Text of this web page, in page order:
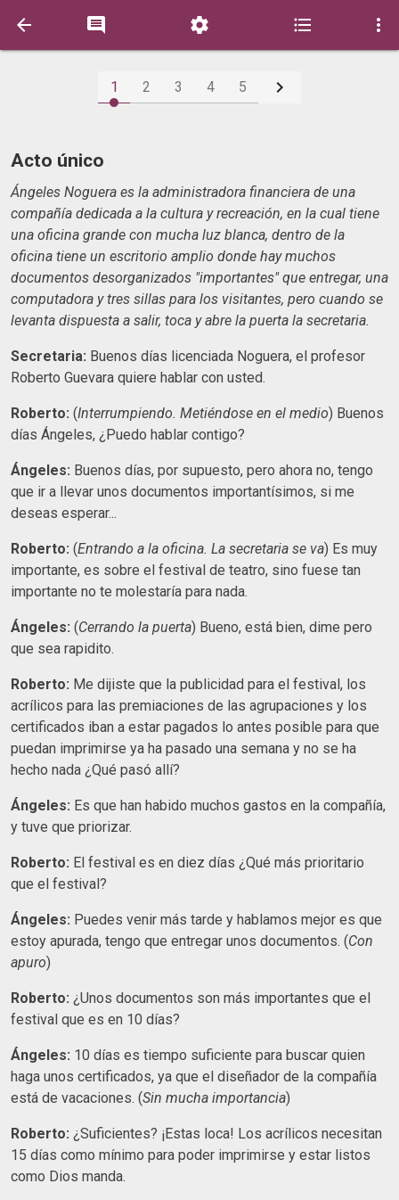
    
1 2 3 4 5 
Acto único
Ángeles Noguera es la administradora financiera de una
compañía dedicada a la cultura y recreación, en la cual tiene
una oficina grande con mucha luz blanca, dentro de la
oficina tiene un escritorio amplio donde hay muchos
documentos desorganizados "importantes" que entregar, una
computadora y tres sillas para los visitantes, pero cuando se
levanta dispuesta a salir, toca y abre la puerta la secretaria.
Secretaria: Buenos días licenciada Noguera, el profesor
Roberto Guevara quiere hablar con usted.
Roberto: (Interrumpiendo. Metiéndose en el medio) Buenos
días Ángeles, ¿Puedo hablar contigo?
Ángeles: Buenos días, por supuesto, pero ahora no, tengo
que ir a llevar unos documentos importantísimos, si me
deseas esperar...
Roberto: (Entrando a la oficina. La secretaria se va) Es muy
importante, es sobre el festival de teatro, sino fuese tan
importante no te molestaría para nada.
Ángeles: (Cerrando la puerta) Bueno, está bien, dime pero
que sea rapidito.
Roberto: Me dijiste que la publicidad para el festival, los
acrílicos para las premiaciones de las agrupaciones y los
certificados iban a estar pagados lo antes posible para que
puedan imprimirse ya ha pasado una semana y no se ha
hecho nada ¿Qué pasó allí?
Ángeles: Es que han habido muchos gastos en la compañía,
y tuve que priorizar.
Roberto: El festival es en diez días ¿Qué más prioritario
que el festival?
Ángeles: Puedes venir más tarde y hablamos mejor es que
estoy apurada, tengo que entregar unos documentos. (Con
apuro)
Roberto: ¿Unos documentos son más importantes que el
festival que es en 10 días?
Ángeles: 10 días es tiempo suficiente para buscar quien
haga unos certificados, ya que el diseñador de la compañía
está de vacaciones. (Sin mucha importancia)
Roberto: ¿Suficientes? ¡Estas loca! Los acrílicos necesitan
15 días como mínimo para poder imprimirse y estar listos
como Dios manda.